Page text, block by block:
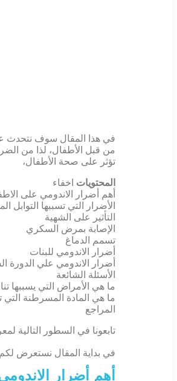
في هذا المقال سوف نتحدث عن
من قبل الأطفال، لذا من
تؤثر على صحة الأطفال،
المحتويات اخفاء
أهم أضرار الاندومي على
الأضرار التي تسببها التوابل
التأثير على الشهية
الإصابة بمرض السكري
تسمم الدماغ
أضرار الاندومي للبنات
أضرار الاندومي علي الدورة
الأسئلة الشائعة
ما هي الأمراض التي يسببها
ما هي المادة المسرطنة التي
المراجع
تابعونا في السطور التالية
في بداية المقال نستعرض
أهم أضرار